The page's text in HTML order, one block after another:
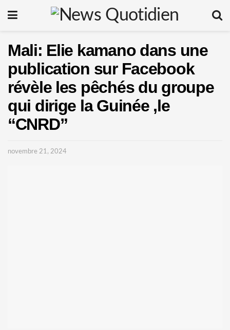
Mali: Elie kamano dans une
publication sur Facebook
révèle les pêchés du groupe
qui dirige la Guinée ,le
“CNRD”
novembre 21, 2024